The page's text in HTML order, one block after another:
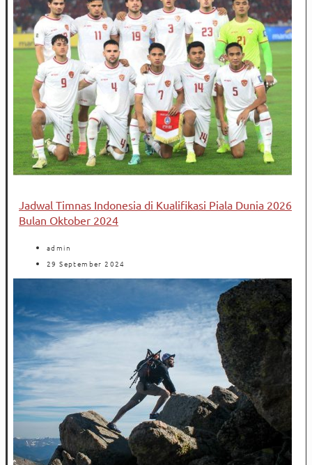
Jadwal Timnas Indonesia di Kualifikasi Piala Dunia 2026
Bulan Oktober 2024
admin
29 September 2024